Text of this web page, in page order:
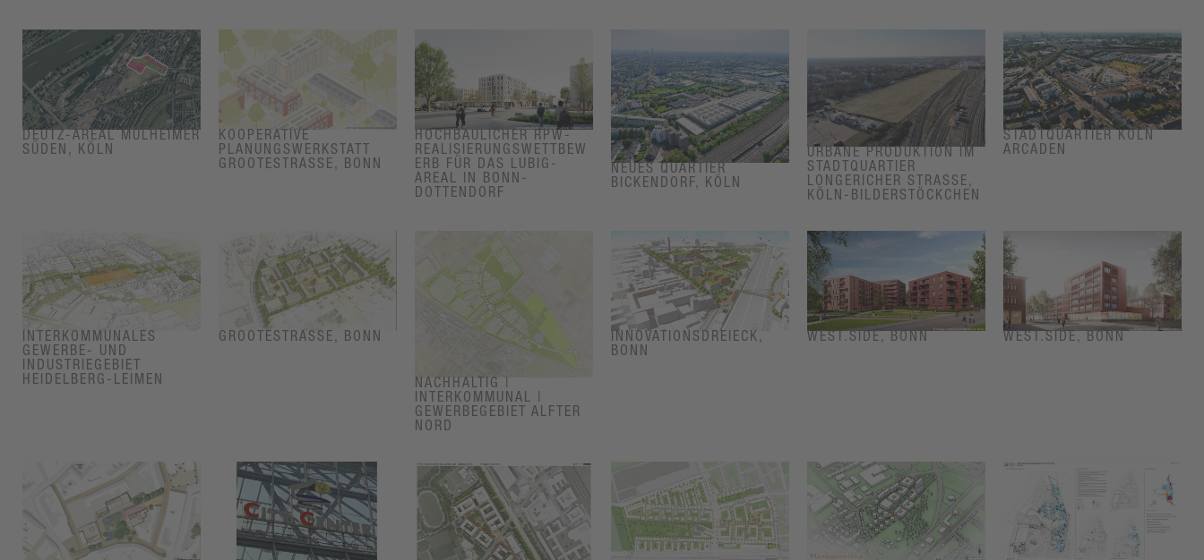
DEUTZ-AREAL MÜLHEIMER
SÜDEN, KÖLN
KOOPERATIVE
PLANUNGSWERKSTATT
GROOTESTRASSE, BONN
HOCHBAULICHER RPW-
REALISIERUNGSWETTBEW
ERB FÜR DAS LUBIG-
AREAL IN BONN-
DOTTENDORF
NEUES QUARTIER
BICKENDORF, KÖLN
URBANE PRODUKTION IM
STADTQUARTIER
LONGERICHER STRASSE, K
ÖLN-BILDERSTÖCKCHEN
STADTQUARTIER KÖLN
ARCADEN
INTERKOMMUNALES
GEWERBE- UND
INDUSTRIEGEBIET
HEIDELBERG-LEIMEN
GROOTESTRASSE, BONN
NACHHALTIG |
INTERKOMMUNAL |
GEWERBEGEBIET ALFTER
NORD
INNOVATIONSDREIECK,
BONN
WEST.SIDE, BONN WEST.SIDE, BONN